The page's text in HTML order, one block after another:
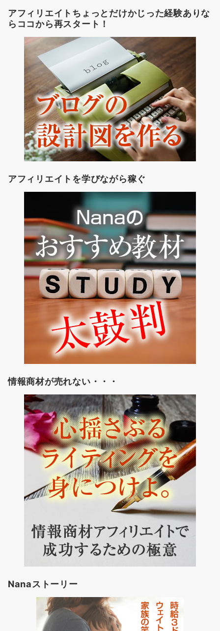
アフィリエイトちょっとだけかじった経験ありな
らココから再スタート！
アフィリエイトを学びながら稼ぐ
情報商材が売れない・・・
Nanaストーリー